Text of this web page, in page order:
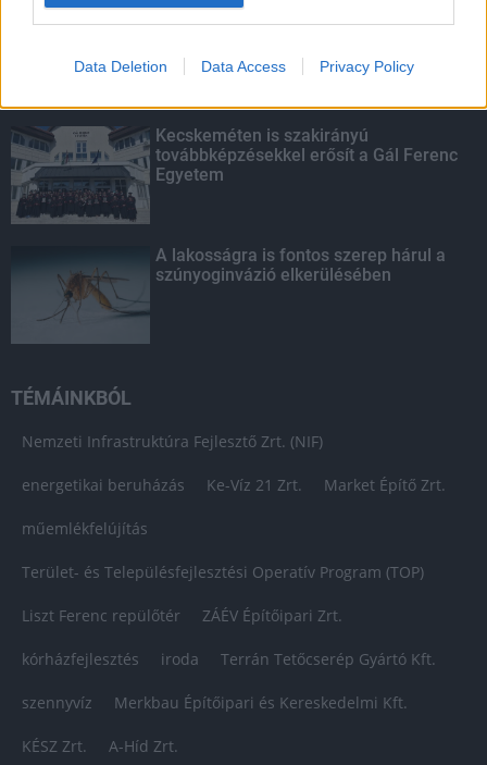
Data Deletion Data Access Privacy Policy
Megérkezett az eső a Duna
Kecskeméten is szakirányú
továbbképzésekkel erősít a Gál Ferenc
Egyetem
A lakosságra is fontos szerep hárul a
szúnyoginvázió elkerülésében
TÉMÁINKBÓL
Nemzeti Infrastruktúra Fejlesztő Zrt. (NIF)
energetikai beruházás Ke-Víz 21 Zrt. Market Építő Zrt.
műemlékfelújítás
Terület- és Településfejlesztési Operatív Program (TOP)
Liszt Ferenc repülőtér ZÁÉV Építőipari Zrt.
kórházfejlesztés iroda Terrán Tetőcserép Gyártó Kft.
szennyvíz Merkbau Építőipari és Kereskedelmi Kft.
KÉSZ Zrt. A-Híd Zrt.